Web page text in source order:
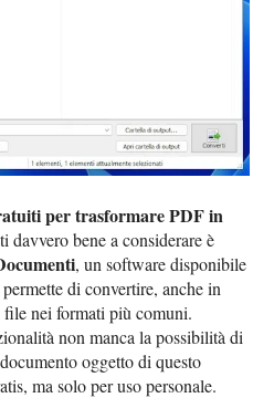
per trasformare PDF in
davvero bene a considerare è
, un software disponibile
di convertire, anche in
nei formati più comuni.
non manca la possibilità di
oggetto di questo
ma solo per uso personale.